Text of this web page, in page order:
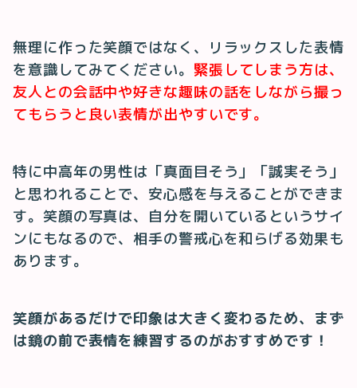
無理に作った笑顔ではなく、リラックスした表情
を意識してみてください。 緊張してしまう方は、
友人との会話中や好きな趣味の話をしながら撮っ
てもらうと良い表情が出やすいです。
特に中高年の男性は「真面目そう」「誠実そう」
と思われることで、安心感を与えることができま
す。笑顔の写真は、自分を開いているというサイ
ンにもなるので、相手の警戒心を和らげる効果も
あります。
笑顔があるだけで印象は大きく変わるため、まず
は鏡の前で表情を練習するのがおすすめです！